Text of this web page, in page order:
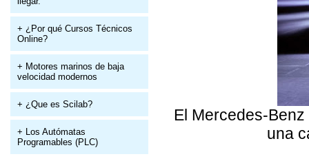
+ ¿Por qué Cursos Técnicos
Online?
+ Motores marinos de baja
velocidad modernos
+ ¿Que es Scilab?
+ Los Autómatas
Programables (PLC)
El Mercedes-
una